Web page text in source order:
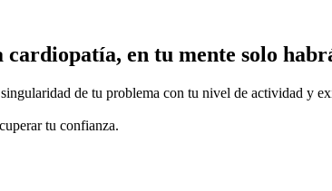
en tu mente solo
de tu problema con tu nivel de actividad y
tu confianza.